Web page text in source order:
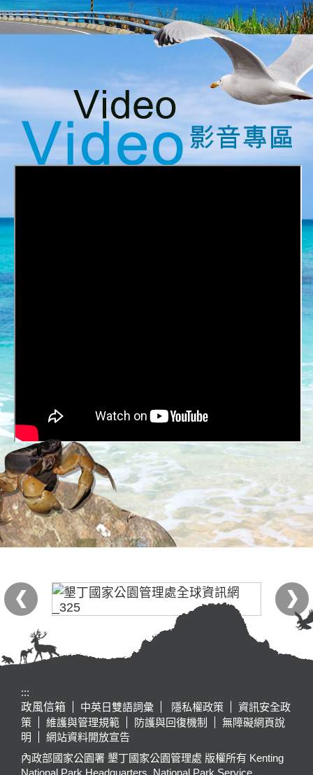
:::
政風信箱
中英日雙語詞彙 隱私權政策
資訊安全政
策
維護與管理規範 防護與回復機制
無障礙網頁說
明
網站資料開放宣告
內政部國家公園署 墾丁國家公園管理處 版權所有 Kenting
National Park Headquarters, National Park Service,